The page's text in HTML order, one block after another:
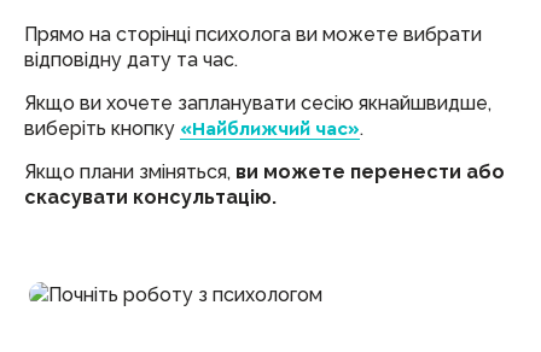
Прямо на сторінці психолога ви можете вибрати
відповідну дату та час.
Якщо ви хочете запланувати сесію якнайшвидше,
виберіть кнопку «Найближчий час».
Якщо плани зміняться, ви можете перенести або
скасувати консультацію.